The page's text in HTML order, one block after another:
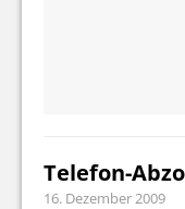
Telefon-
16. Dezember 2009